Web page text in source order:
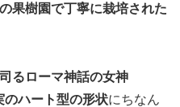
果樹園で丁寧に栽培された
るローマ神話の女神
のハート型の形状にちなん